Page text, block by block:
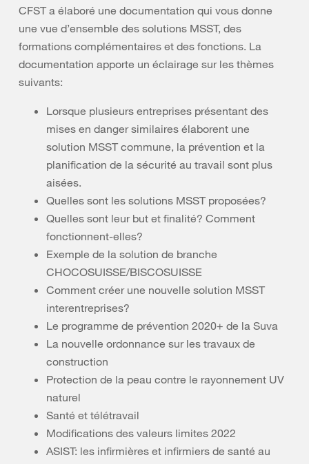
CFST a élaboré une documentation qui vous donne
une vue d’ensemble des solutions MSST, des
formations complémentaires et des fonctions. La
documentation apporte un éclairage sur les thèmes
suivants:
Lorsque plusieurs entreprises présentant des
mises en danger similaires élaborent une
solution MSST commune, la prévention et la
planification de la sécurité au travail sont plus
aisées.
Quelles sont les solutions MSST proposées?
Quelles sont leur but et finalité? Comment
fonctionnent-elles?
Exemple de la solution de branche
CHOCOSUISSE/BISCOSUISSE
Comment créer une nouvelle solution MSST
interentreprises?
Le programme de prévention 2020+ de la Suva
La nouvelle ordonnance sur les travaux de
construction
Protection de la peau contre le rayonnement UV
naturel
Santé et télétravail
Modifications des valeurs limites 2022
ASIST: les infirmières et infirmiers de santé au